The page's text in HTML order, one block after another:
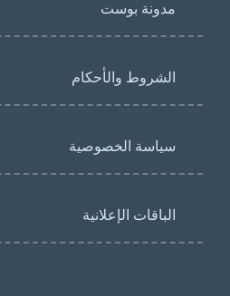
مدونة بوست
الشروط والأحكام
سياسة الخصوصية
الباقات الإعلانية